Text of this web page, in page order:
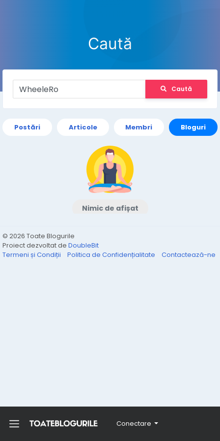
Conectare
Caută
Caută
Postări Articole Membri Bloguri
Nimic de afișat
© 2026 Toate Blogurile
Proiect dezvoltat de DoubleBit
Termeni și Condiții
Politica de Confidențialitate Contactează-ne